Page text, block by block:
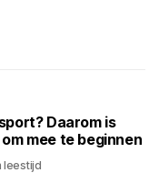
Daarom is
mee te beginnen
leestijd